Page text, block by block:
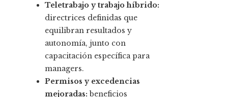
Teletrabajo y trabajo híbrido:
directrices definidas que
equilibran resultados y
autonomía, junto con
capacitación específica para
managers.
Permisos y excedencias
mejoradas: beneficios